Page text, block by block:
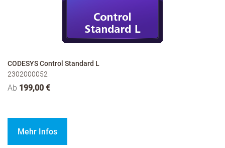
CODESYS Control Standard L
2302000052
Ab 199,00 €
Mehr Infos